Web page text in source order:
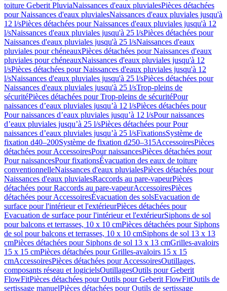
toiture Geberit PluviaNaissances d'eaux pluvialesPièces détachées
pour Naissances d'eaux pluvialesNaissances d'eaux pluviales jusqu'à
12 l/sPièces détachées pour Naissances d'eaux pluviales jusqu'à 12
l/sNaissances d'eaux pluviales jusqu'à 25 l/sPièces détachées pour
Naissances d'eaux pluviales jusqu'à 25 l/sNaissances d'eaux
pluviales pour chéneauxPièces détachées pour Naissances d'eaux
pluviales pour chéneauxNaissances d'eaux pluviales jusqu'à 12
l/sPièces détachées pour Naissances d'eaux pluviales jusqu'à 12
l/sNaissances d'eaux pluviales jusqu'à 25 l/sPièces détachées pour
Naissances d'eaux pluviales jusqu'à 25 l/sTrop-pleins de
sécuritéPièces détachées pour Trop-pleins de sécuritéPour
naissances d’eaux pluviales jusqu’à 12 l/sPièces détachées pour
Pour naissances d’eaux pluviales jusqu’à 12 l/sPour naissances
d’eaux pluviales jusqu’à 25 l/sPièces détachées pour Pour
naissances d’eaux pluviales jusqu’à 25 l/sFixationsSystème de
fixation d40–200Système de fixation d250–315AccessoiresPièces
détachées pour AccessoiresPour naissancesPièces détachées pour
Pour naissancesPour fixationsÉvacuation des eaux de toiture
conventionnelleNaissances d'eaux pluvialesPièces détachées pour
Naissances d'eaux pluvialesRaccords au pare-vapeurPièces
détachées pour Raccords au pare-vapeurAccessoiresPièces
détachées pour AccessoiresÉvacuation des solsEvacuation de
surface pour l'intérieur et l'extérieurPièces détachées pour
Evacuation de surface pour l'intérieur et l'extérieurSiphons de sol
pour balcons et terrasses, 10 x 10 cmPièces détachées pour Siphons
de sol pour balcons et terrasses, 10 x 10 cmSiphons de sol 13 x 13
cmPièces détachées pour Siphons de sol 13 x 13 cmGrilles-avaloirs
15 x 15 cmPièces détachées pour Grilles-avaloirs 15 x 15
cmAccessoiresPièces détachées pour AccessoiresOutillages,
composants réseau et logicielsOutillagesOutils pour Geberit
FlowFitPièces détachées pour Outils pour Geberit FlowFitOutils de
sertissage manuelPièces détachées pour Outils de sertissage